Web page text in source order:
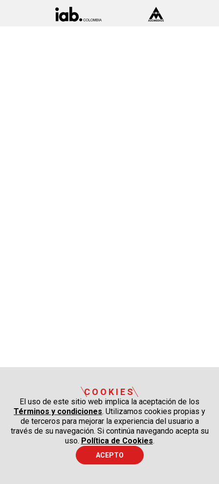
COOKIES
El uso de este sitio web implica la aceptación de los
Términos y condiciones. Utilizamos cookies propias y
de terceros para mejorar la experiencia del usuario a
través de su navegación. Si continúa navegando acepta su
uso. Política de Cookies.
ACEPTO